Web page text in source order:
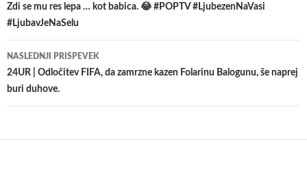
po
prispevkih
Zdi se mu res lepa … kot babica. 😂 #POPTV #LjubezenNaVasi
#LjubavJeNaSelu
NASLEDNJI PRISPEVEK
24UR | Odločitev FIFA, da zamrzne kazen Folarinu Balogunu, še naprej
buri duhove.